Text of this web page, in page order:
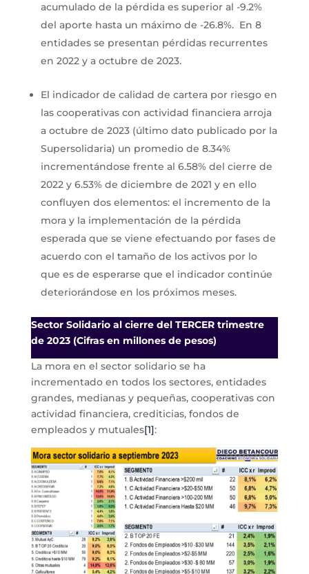
acumulado de la pérdida es superior al -9.2%
del aporte hasta un máximo de -26.8%. En 8
entidades se presentan pérdidas recurrentes
en 2022 y a octubre de 2023.
El indicador de calidad de cartera por riesgo en
las cooperativas con actividad financiera arroja
a octubre de 2023 (último dato publicado por la
Supersolidaria) un promedio de 8.34%
incrementándose frente al 6.58% del cierre de
2022 y 6.53% de diciembre de 2021 y en ello
confluyen dos elementos: el incremento de la
mora y la implementación de la pérdida
esperada que se viene efectuando por fases de
acuerdo con el tamaño de los activos por lo
que es de esperarse que el indicador continúe
deteriorándose en los próximos meses.
Sector Solidario al cierre del TERCER trimestre
de 2023 (Cifras en millones de pesos)
La mora en el sector solidario se ha
incrementado en todos los sectores, entidades
grandes, medianas y pequeñas, cooperativas con
actividad financiera, crediticias, fondos de
empleados y mutuales[1]: